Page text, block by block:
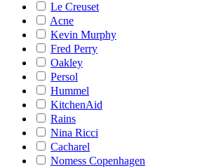
Le Creuset
Acne
Kevin Murphy
Fred Perry
Oakley
Persol
Hummel
KitchenAid
Rains
Nina Ricci
Cacharel
Nomess Copenhagen